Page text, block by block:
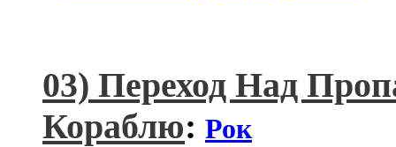
03) Переход Над
Кораблю: Рок